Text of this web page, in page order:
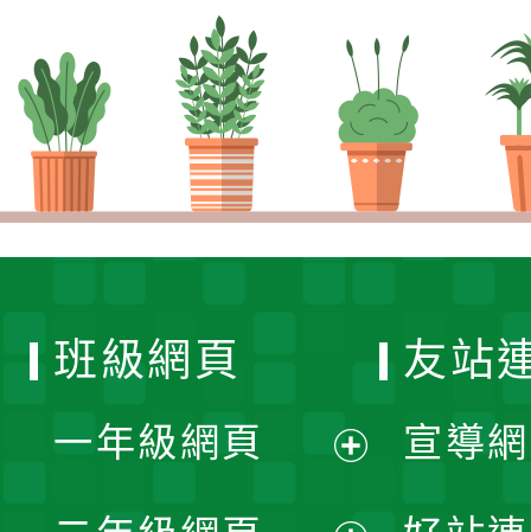
班級網頁
一年級網頁
友站
宣導